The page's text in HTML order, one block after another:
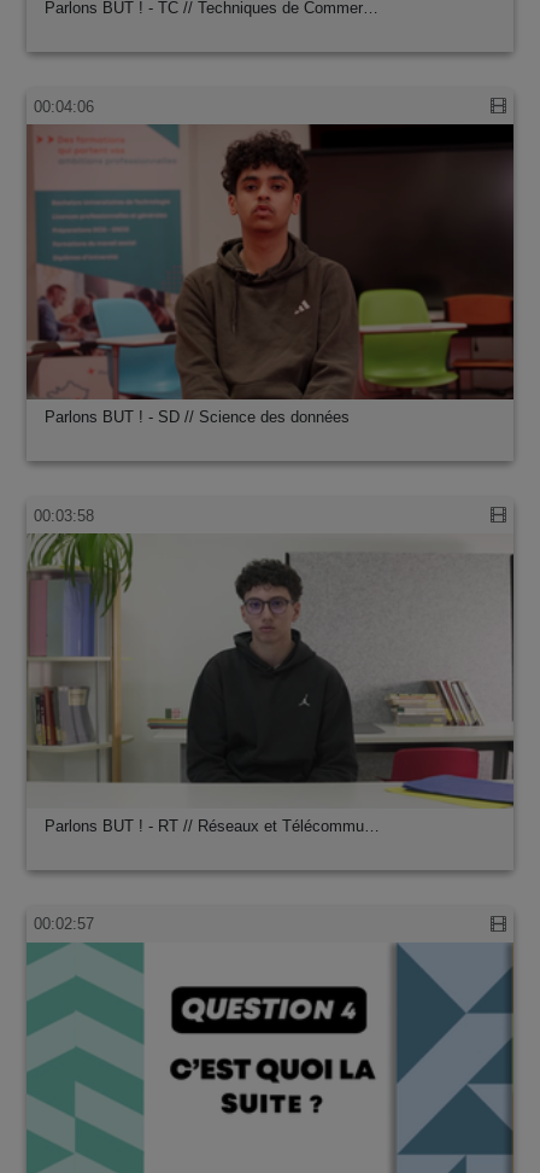
Parlons BUT ! - TC // Techniques de Commer…
00:04:06
Parlons BUT ! - SD // Science des données
00:03:58
Parlons BUT ! - RT // Réseaux et Télécommu…
00:02:57